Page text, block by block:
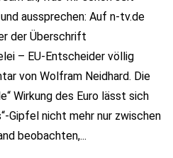
aussprechen: Auf n-tv.de
der Überschrift
– EU-Entscheider völlig
von Wolfram Neidhard. Die
Wirkung des Euro lässt sich
Gipfel nicht mehr nur zwischen
beobachten,...